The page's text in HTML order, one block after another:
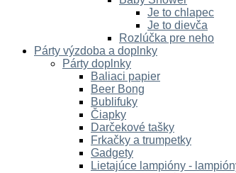
Je to chlapec
Je to dievča
Rozlúčka pre neho
Párty výzdoba a doplnky
Párty doplnky
Baliaci papier
Beer Bong
Bublifuky
Čiapky
Darčekové tašky
Frkačky a trumpetky
Gadgety
Lietajúce lampióny -